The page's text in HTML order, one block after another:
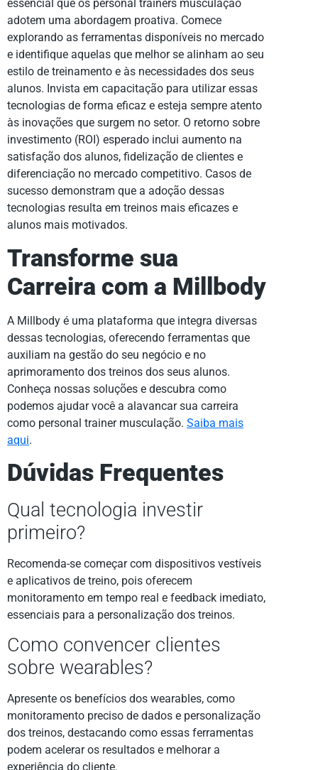
essencial que os personal trainers musculação
adotem uma abordagem proativa. Comece
explorando as ferramentas disponíveis no mercado
e identifique aquelas que melhor se alinham ao seu
estilo de treinamento e às necessidades dos seus
alunos. Invista em capacitação para utilizar essas
tecnologias de forma eficaz e esteja sempre atento
às inovações que surgem no setor. O retorno sobre
investimento (ROI) esperado inclui aumento na
satisfação dos alunos, fidelização de clientes e
diferenciação no mercado competitivo. Casos de
sucesso demonstram que a adoção dessas
tecnologias resulta em treinos mais eficazes e
alunos mais motivados.
Transforme sua
Carreira com a Millbody
A Millbody é uma plataforma que integra diversas
dessas tecnologias, oferecendo ferramentas que
auxiliam na gestão do seu negócio e no
aprimoramento dos treinos dos seus alunos.
Conheça nossas soluções e descubra como
podemos ajudar você a alavancar sua carreira
como personal trainer musculação. Saiba mais
aqui.
Dúvidas Frequentes
Qual tecnologia investir
primeiro?
Recomenda-se começar com dispositivos vestíveis
e aplicativos de treino, pois oferecem
monitoramento em tempo real e feedback imediato,
essenciais para a personalização dos treinos.
Como convencer clientes
sobre wearables?
Apresente os benefícios dos wearables, como
monitoramento preciso de dados e personalização
dos treinos, destacando como essas ferramentas
podem acelerar os resultados e melhorar a
experiência do cliente.